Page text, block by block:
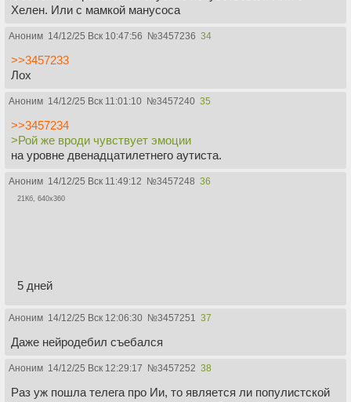
Хелен. Или с мамкой манусоса
Аноним 14/12/25 Вск 10:47:56 №3457236 34
>>3457233
Лох
Аноним 14/12/25 Вск 11:01:10 №3457240 35
>>3457234
>Рой же вроди чувствует эмоции
на уровне двенадцатилетнего аутиста.
Аноним 14/12/25 Вск 11:49:12 №3457248 36
21Кб, 640x360
5 дней
Аноним 14/12/25 Вск 12:06:30 №3457251 37
Даже нейродебил съебался
Аноним 14/12/25 Вск 12:29:17 №3457252 38
Раз уж пошла телега про Ии, то является ли популистской